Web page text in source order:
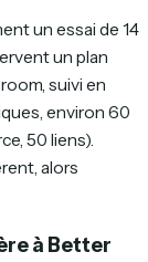
un essai de 14
un plan
suivi en
environ 60
50 liens).
alors
à Better